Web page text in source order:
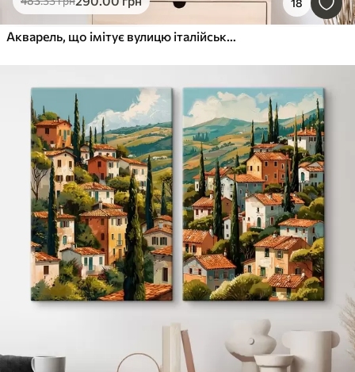
18
Акварель, що імітує вулицю італійського передмістя